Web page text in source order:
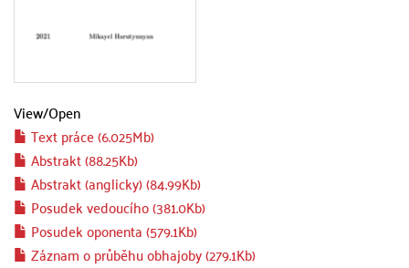
View/Open
Text práce (6.025Mb)
Abstrakt (88.25Kb)
Abstrakt (anglicky) (84.99Kb)
Posudek vedoucího (381.0Kb)
Posudek oponenta (579.1Kb)
Záznam o průběhu obhajoby (279.1Kb)